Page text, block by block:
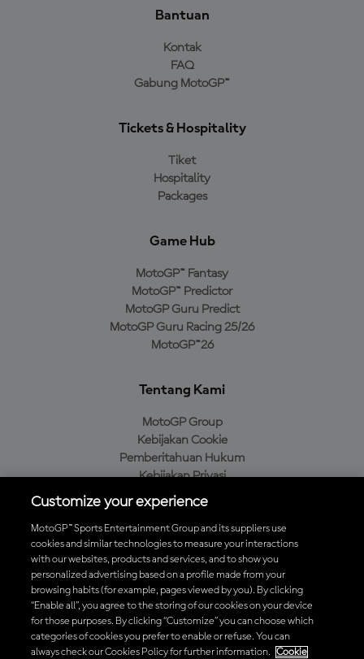
Bantuan
Kontak
FAQ
Gabung MotoGP™
Tickets & Hospitality
Tiket
Hospitality
Packages
Game Hub
MotoGP™ Fantasy
MotoGP™ Predictor
MotoGP Guru Predict
MotoGP Guru Racing 25/26
MotoGP™26
Tentang Kami
MotoGP Group
Kebijakan Cookie
Pemberitahuan Hukum
Kebijakan Privasi
Kebijakan Pembelian
Unduh Aplikasi Resmi MotoGP™
© 2026 MotoGP Sports Entertainment Group. Seluruh hak cipta
Customize your experience
MotoGP™ Sports Entertainment Group and its suppliers use
cookies and similar technologies to measure your interactions
with our websites, products and services, and to show you
personalized advertising based on a profile made from your
browsing habits (for example, pages viewed by you). By clicking
“Enable all”, you agree to the storing of our cookies on your device
for those purposes. By clicking “Customize” you can choose which
categories of cookies you prefer to enable or refuse. You can
always check our Cookies Policy for further information.
Cookie